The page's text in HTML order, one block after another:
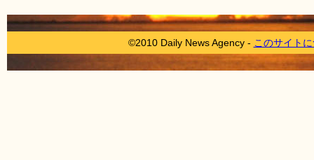
©2010 Daily News Agency - このサイト